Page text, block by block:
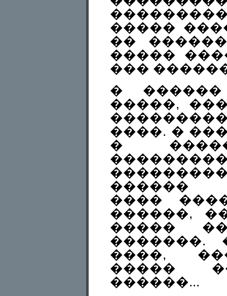
�����
��
�����
���
�
�����,
����. �
�
������
����
������,
�����
�������.
����,
�����
������...